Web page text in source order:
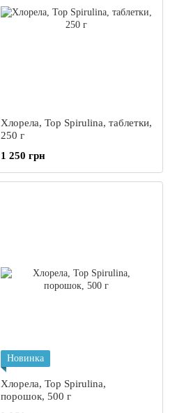
Хлорела, Top Spirulina, таблетки,
250 г
1 250 грн
Новинка
Хлорела, Top Spirulina,
порошок, 500 г